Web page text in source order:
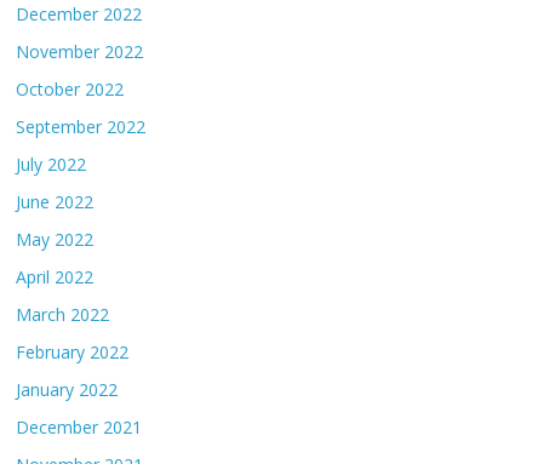
December 2022
November 2022
October 2022
September 2022
July 2022
June 2022
May 2022
April 2022
March 2022
February 2022
January 2022
December 2021